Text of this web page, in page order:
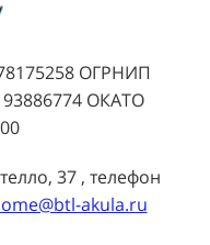
ОГРНИП
ОКАТО
37 , телефон
akula.ru